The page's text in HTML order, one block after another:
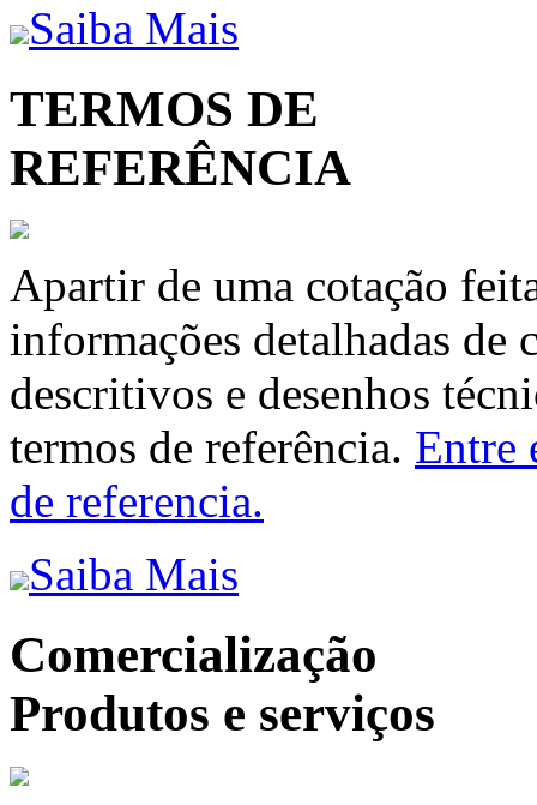
Saiba Mais
TERMOS DE
REFERÊNCIA
Apartir de uma cotação
informações detalhadas de
descritivos e desenhos
termos de referência. Entre
de referencia.
Saiba Mais
Comercialização
Produtos e serviços